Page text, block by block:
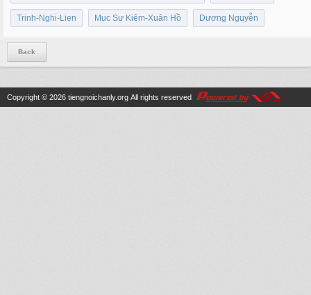
Trinh-Nghi-Lien Mục Sư Kiêm-Xuân Hồ Dương Nguyễn
Back
Copyright © 2026 tiengnoichanly.org All rights reserved